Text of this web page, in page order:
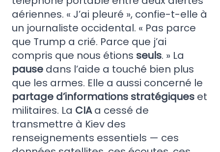
aériennes. « J’ai pleuré », confie-t-elle à
un journaliste occidental. « Pas parce
que Trump a crié. Parce que j’ai
compris que nous étions seuls. » La
pause dans l’aide a touché bien plus
que les armes. Elle a aussi concerné le
partage d’informations stratégiques et
militaires. La CIAa cessé de
transmettre à Kiev des
renseignements essentiels — ces